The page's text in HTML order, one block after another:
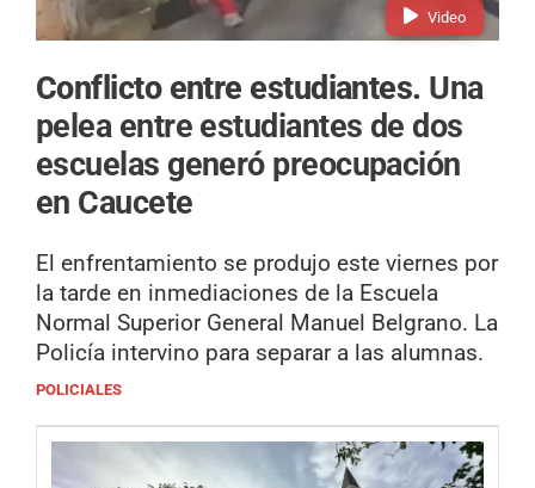
Video
Conflicto entre estudiantes. Una
pelea entre estudiantes de dos
escuelas generó preocupación
en Caucete
El enfrentamiento se produjo este viernes por
la tarde en inmediaciones de la Escuela
Normal Superior General Manuel Belgrano. La
Policía intervino para separar a las alumnas.
POLICIALES